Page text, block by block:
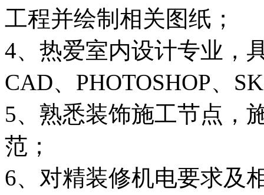
工程并绘制相关图纸；
4、热爱室内设计专业，
CAD、PHOTOSHOP、
5、熟悉装饰施工节点，
范；
6、对精装修机电要求及